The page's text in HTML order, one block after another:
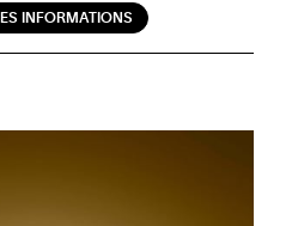
INFORMATIONS